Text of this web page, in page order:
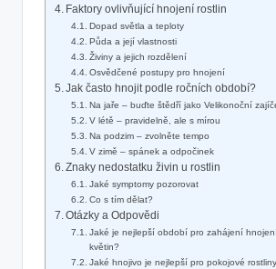
Faktory ovlivňující hnojení rostlin
Dopad světla a teploty
Půda a její vlastnosti
Živiny a jejich rozdělení
Osvědčené postupy pro hnojení
Jak často hnojit podle ročních období?
Na jaře – buďte štědří jako Velikonoční
V létě – pravidelně, ale s mírou
Na podzim – zvolněte tempo
V zimě – spánek a odpočinek
Znaky nedostatku živin u rostlin
Jaké symptomy pozorovat
Co s tím dělat?
Otázky a Odpovědi
Jaké je nejlepší období pro zahájení
květin?
Jaké hnojivo je nejlepší pro pokojové